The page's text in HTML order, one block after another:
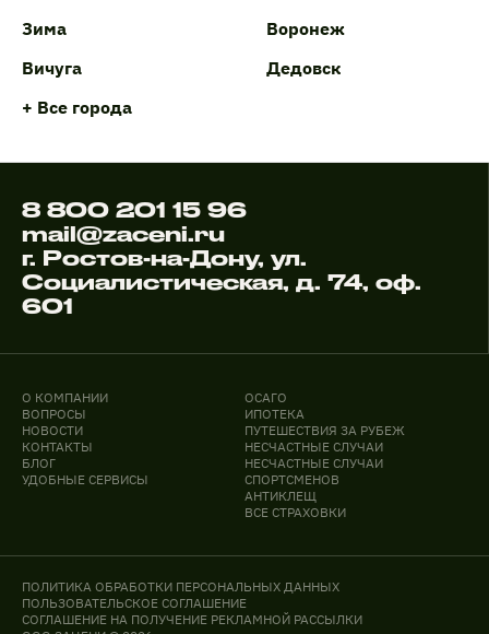
Зима
Воронеж
Вичуга
Дедовск
+ Все города
8 800 201 15 96
mail@zaceni.ru
г. Ростов-на-Дону, ул.
Социалистическая, д. 74, оф.
601
О КОМПАНИИ
ВОПРОСЫ
НОВОСТИ
КОНТАКТЫ
БЛОГ
УДОБНЫЕ СЕРВИСЫ
ОСАГО
ИПОТЕКА
ПУТЕШЕСТВИЯ ЗА РУБЕЖ
НЕСЧАСТНЫЕ СЛУЧАИ
НЕСЧАСТНЫЕ СЛУЧАИ
СПОРТСМЕНОВ
АНТИКЛЕЩ
ВСЕ СТРАХОВКИ
ПОЛИТИКА ОБРАБОТКИ ПЕРСОНАЛЬНЫХ ДАННЫХ
ПОЛЬЗОВАТЕЛЬСКОЕ СОГЛАШЕНИЕ
СОГЛАШЕНИЕ НА ПОЛУЧЕНИЕ РЕКЛАМНОЙ РАССЫЛКИ